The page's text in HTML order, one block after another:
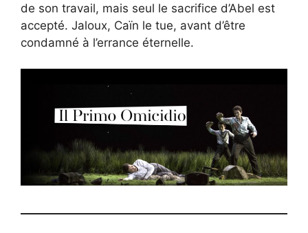
de son travail, mais seul le sacrifice d’Abel est
accepté. Jaloux, Caïn le tue, avant d’être
condamné à l’errance éternelle.